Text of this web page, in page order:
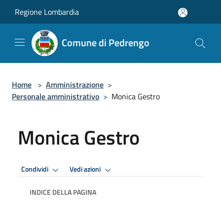
Regione Lombardia
Comune di Pedrengo
Home > Amministrazione >
Personale amministrativo > Monica Gestro
Monica Gestro
Condividi Vedi azioni
INDICE DELLA PAGINA